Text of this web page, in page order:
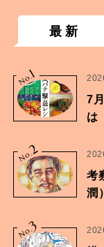
最 新
No.
1
7
は
No.2
考
潤
No.
3